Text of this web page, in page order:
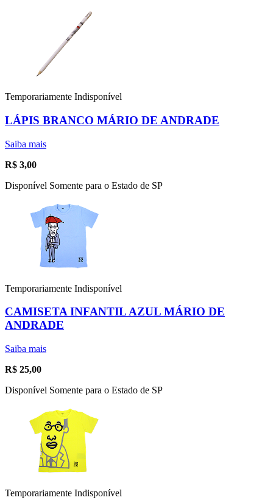
Temporariamente Indisponível
LÁPIS BRANCO MÁRIO DE ANDRADE
Saiba mais
R$ 3,00
Disponível Somente para o Estado de SP
Temporariamente Indisponível
CAMISETA INFANTIL AZUL MÁRIO DE
ANDRADE
Saiba mais
R$ 25,00
Disponível Somente para o Estado de SP
Temporariamente Indisponível